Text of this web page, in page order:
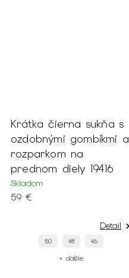
Krátka čierna sukňa s
ozdobnými gombíkmi a
rozparkom na
prednom diely 19416
Skladom
59 €
Detail
50 48 46
+ ďalšie